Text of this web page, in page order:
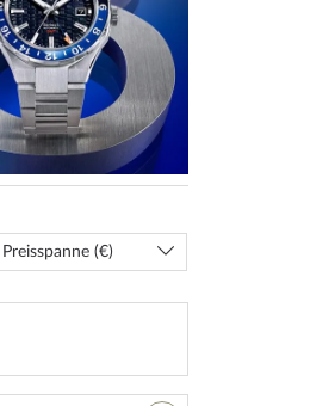
Preisspanne (€)